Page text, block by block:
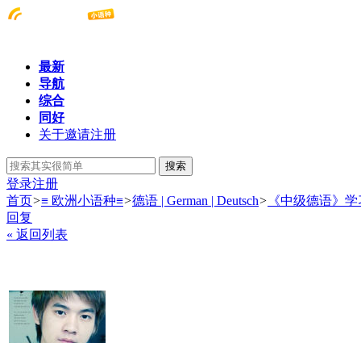
最新
导航
综合
同好
关于邀请注册
搜索
登录注册
首页>≡ 欧洲小语种≡>德语 | German | Deutsch> 《中级德语》
回复
« 返回列表